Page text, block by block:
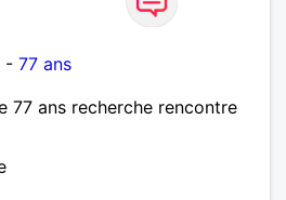
- 77 ans
77 ans recherche rencontre